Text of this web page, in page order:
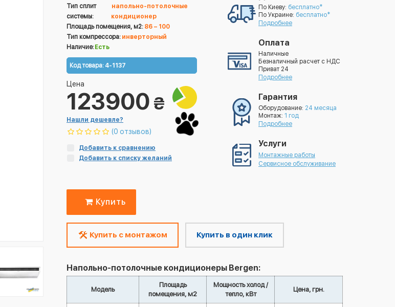
Тип сплит
системы:
напольно-потолочные
кондиционер
Площадь помещения, м2: 86 – 100
Тип компрессора: инверторный
Наличие: Есть
Код товара: 4-1137
Цена
123900 ₴
Нашли дешевле?
(0 отзывов)
Добавить к сравнению
Добавить к списку желаний
По Киеву: бесплатно*
По Украине: бесплатно*
Подробнее
Оплата
Наличные
Безналичный расчет с НДС
Приват 24
Подробнее
Гарантия
Оборудование: 24 месяца
Монтаж: 1 год
Подробнее
Услуги
Монтажные работы
Сервисное обслуживание
Купить
Купить с монтажом Купить в один клик
Напольно-потолочные кондиционеры Bergen:
Модель
Площадь
помещения, м2
Мощность холод /
тепло, кВт
Цена, грн.